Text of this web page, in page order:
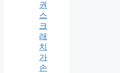
권
스
크
래
치
가
손